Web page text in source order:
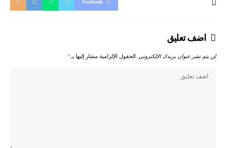
Facebook
اضف تعليق
لن يتم نشر عنوان بريدك الإلكتروني. الحقول الإلزامية مشار إليها بـ*